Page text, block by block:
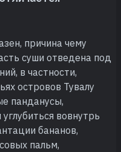
причина чему
суши отведена под
в частности,
островов Тувалу
панданусы,
вовнутрь
бананов,
пальм,